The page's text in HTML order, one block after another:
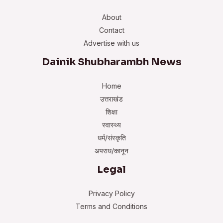
About
Contact
Advertise with us
Dainik Shubharambh News
Home
उत्तराखंड
शिक्षा
स्वास्थ्य
धर्म/संस्कृति
अपराध/कानून
Legal
Privacy Policy
Terms and Conditions